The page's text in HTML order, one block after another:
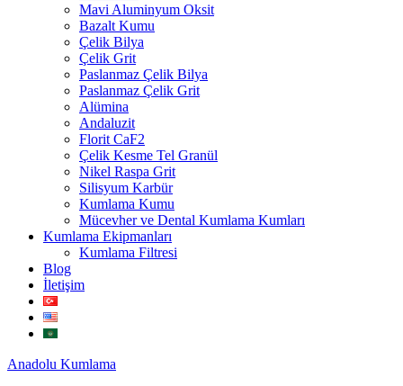
Mavi Aluminyum Oksit
Bazalt Kumu
Çelik Bilya
Çelik Grit
Paslanmaz Çelik Bilya
Paslanmaz Çelik Grit
Alümina
Andaluzit
Florit CaF2
Çelik Kesme Tel Granül
Nikel Raspa Grit
Silisyum Karbür
Kumlama Kumu
Mücevher ve Dental Kumlama Kumları
Kumlama Ekipmanları
Kumlama Filtresi
Blog
İletişim
Anadolu Kumlama